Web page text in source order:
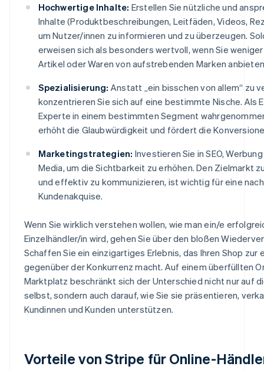
Hochwertige Inhalte: Erstellen Sie nützliche und
Inhalte (Produktbeschreibungen, Leitfäden, Videos,
um Nutzer/innen zu informieren und zu überzeugen.
erweisen sich als besonders wertvoll, wenn Sie
Artikel oder Waren von aufstrebenden Marken
Spezialisierung: Anstatt „ein bisschen von allem“ zu
konzentrieren Sie sich auf eine bestimmte Nische. Als
Experte in einem bestimmten Segment
erhöht die Glaubwürdigkeit und fördert die
Marketingstrategien: Investieren Sie in SEO,
Media, um die Sichtbarkeit zu erhöhen. Den Zielmarkt
und effektiv zu kommunizieren, ist wichtig für eine
Kundenakquise.
Wenn Sie wirklich verstehen wollen, wie man ein/e
Einzelhändler/in wird, gehen Sie über den bloßen
Schaffen Sie ein einzigartiges Erlebnis, das Ihren Shop zur
gegenüber der Konkurrenz macht. Auf einem überfüllten
Marktplatz beschränkt sich der Unterschied nicht nur auf
selbst, sondern auch darauf, wie Sie sie präsentieren,
Kundinnen und Kunden unterstützen.
Vorteile von Stripe für Online-